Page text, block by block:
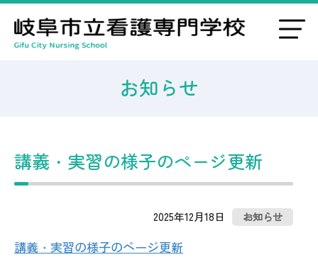
お知らせ
講義・実習の様子のページ更新
2025年12月18日 お知らせ
講義・実習の様子のページ更新